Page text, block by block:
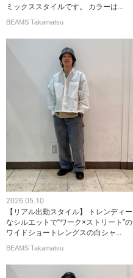
ミックススタイルです。 カラーは...
BEAMS Takamatsu
2026.05.10
【リアル出勤スタイル】 トレンディー
なシルエットで“ワーク×ストリート”の
ワイドショートレングスの白シャ...
BEAMS Takamatsu